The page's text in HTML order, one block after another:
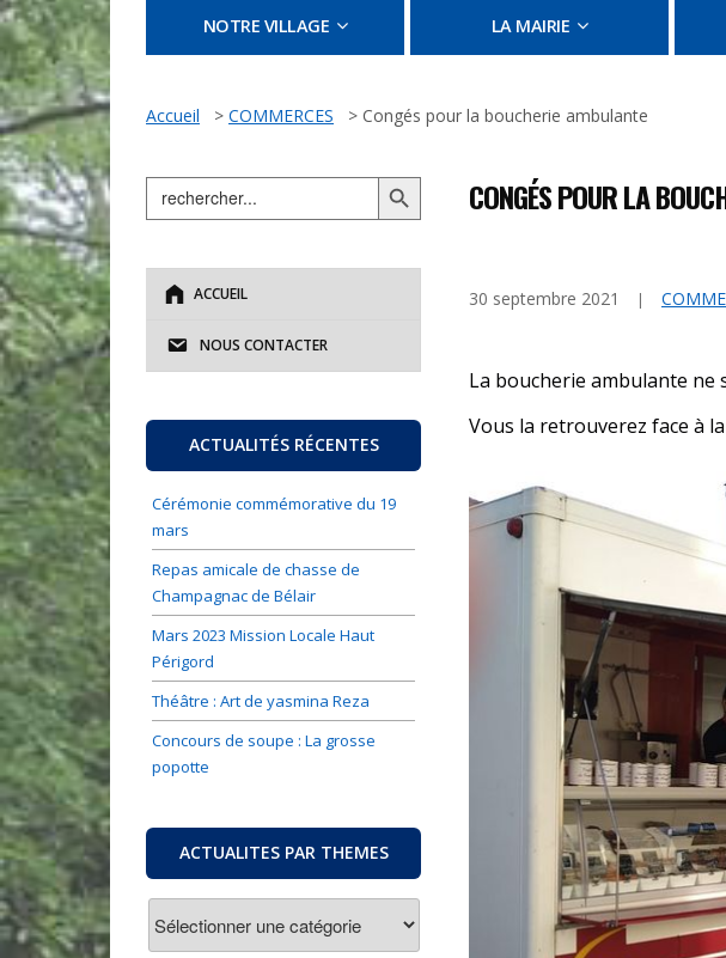
NOTRE VILLAGE LA MAIRIE
Accueil > COMMERCES > Congés pour la boucherie ambulante
Search Search Button
ACCUEIL
NOUS CONTACTER
ACTUALITÉS RÉCENTES
Cérémonie commémorative du 19
mars
Repas amicale de chasse de
Champagnac de Bélair
Mars 2023 Mission Locale Haut
Périgord
Théâtre : Art de yasmina Reza
Concours de soupe : La grosse
popotte
ACTUALITES PAR THEMES
PAR
CONGÉS POUR LA
30 septembre 2021
La boucherie ambulante ne
Vous la retrouverez face à